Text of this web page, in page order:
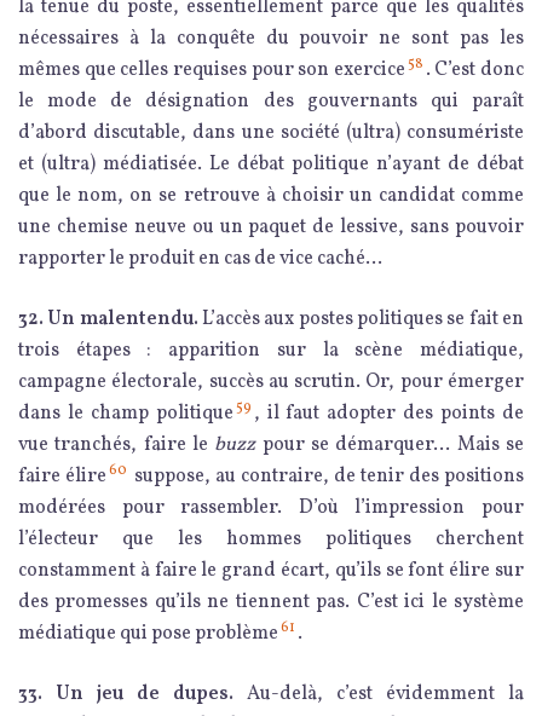
la tenue du poste, essentiellement parce que les qualités
nécessaires à la conquête du pouvoir ne sont pas les
mêmes que celles requises pour son exercice 58 . C’est donc
le mode de désignation des gouvernants qui paraît
d’abord discutable, dans une société (ultra) consumériste
et (ultra) médiatisée. Le débat politique n’ayant de débat
que le nom, on se retrouve à choisir un candidat comme
une chemise neuve ou un paquet de lessive, sans pouvoir
rapporter le produit en cas de vice caché…
32. Un malentendu.L’accès aux postes politiques se fait en
trois étapes : apparition sur la scène médiatique,
campagne électorale, succès au scrutin. Or, pour émerger
dans le champ politique 59 , il faut adopter des points de
vue tranchés, faire le buzzpour se démarquer… Mais se
faire élire60 suppose, au contraire, de tenir des positions
modérées pour rassembler. D’où l’impression pour
l’électeur que les hommes politiques cherchent
constamment à faire le grand écart, qu’ils se font élire sur
des promesses qu’ils ne tiennent pas. C’est ici le système
médiatique qui pose problème61 .
33. Un jeu de dupes. Au-delà, c’est évidemment la